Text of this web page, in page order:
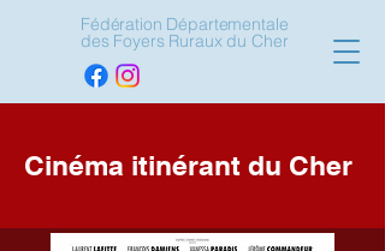
Fédération Départementale
des Foyers Ruraux du Cher
Cinéma itinérant du Cher